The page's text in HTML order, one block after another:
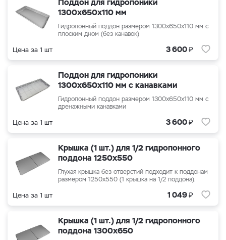
Поддон для гидропоники
1300x650x110 мм
Гидропонный поддон размером 1300x650x110 мм с
плоским дном (без канавок)
Цена за 1 шт 3 600₽
Поддон для гидропоники
1300x650x110 мм с канавками
Гидропонный поддон размером 1300x650x110 мм с
дренажными канавками
Цена за 1 шт 3 600₽
Крышка (1 шт.) для 1/2 гидропонного
поддона 1250x550
Глухая крышка без отверстий подходит к поддонам
размером 1250x550 (1 крышка на 1/2 поддона).
Цена за 1 шт 1 049₽
Крышка (1 шт.) для 1/2 гидропонного
поддона 1300x650